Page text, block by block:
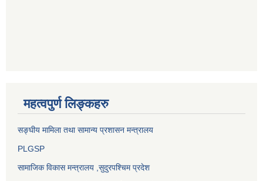
महत्वपुर्ण लिङ्कहरु
सङ्‍घीय मामिला तथा सामान्य प्रशासन मन्त्रालय
PLGSP
सामाजिक विकास मन्त्रालय ,सुदुरपश्चिम प्रदेश